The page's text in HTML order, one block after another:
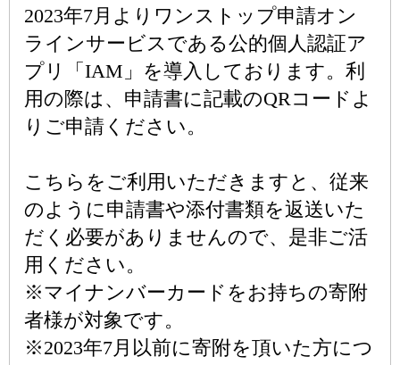
2023年7月よりワンストップ申請オン
ラインサービスである公的個人認証ア
プリ「IAM」を導入しております。利
用の際は、申請書に記載のQRコードよ
りご申請ください。
こちらをご利用いただきますと、従来
のように申請書や添付書類を返送いた
だく必要がありませんので、是非ご活
用ください。
※マイナンバーカードをお持ちの寄附
者様が対象です。
※2023年7月以前に寄附を頂いた方につ